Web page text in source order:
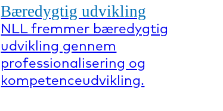
Bæredygtig udvikling
NLL fremmer bæredygtig
udvikling gennem
professionalisering og
kompetenceudvikling.